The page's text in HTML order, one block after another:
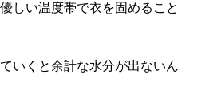
しい温度帯で衣を固めること
いくと余計な水分が出ないん